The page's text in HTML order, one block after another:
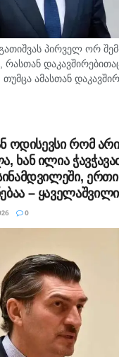
განვმარტავ –
და
იგივე დარჩება
ჟურნალისტი ნენე
ანწუხელიძე
ოკუპანტია
პირველ ორ
რასთან
ამასთან
და ინფორმაციას
საზოგადოებას,
ოდისევსი რომ
ხან ილია
– ყაველაშვილი
0